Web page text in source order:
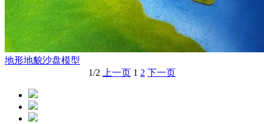
地形地貌沙盘模型
1/2
上一页 1 2 下一页